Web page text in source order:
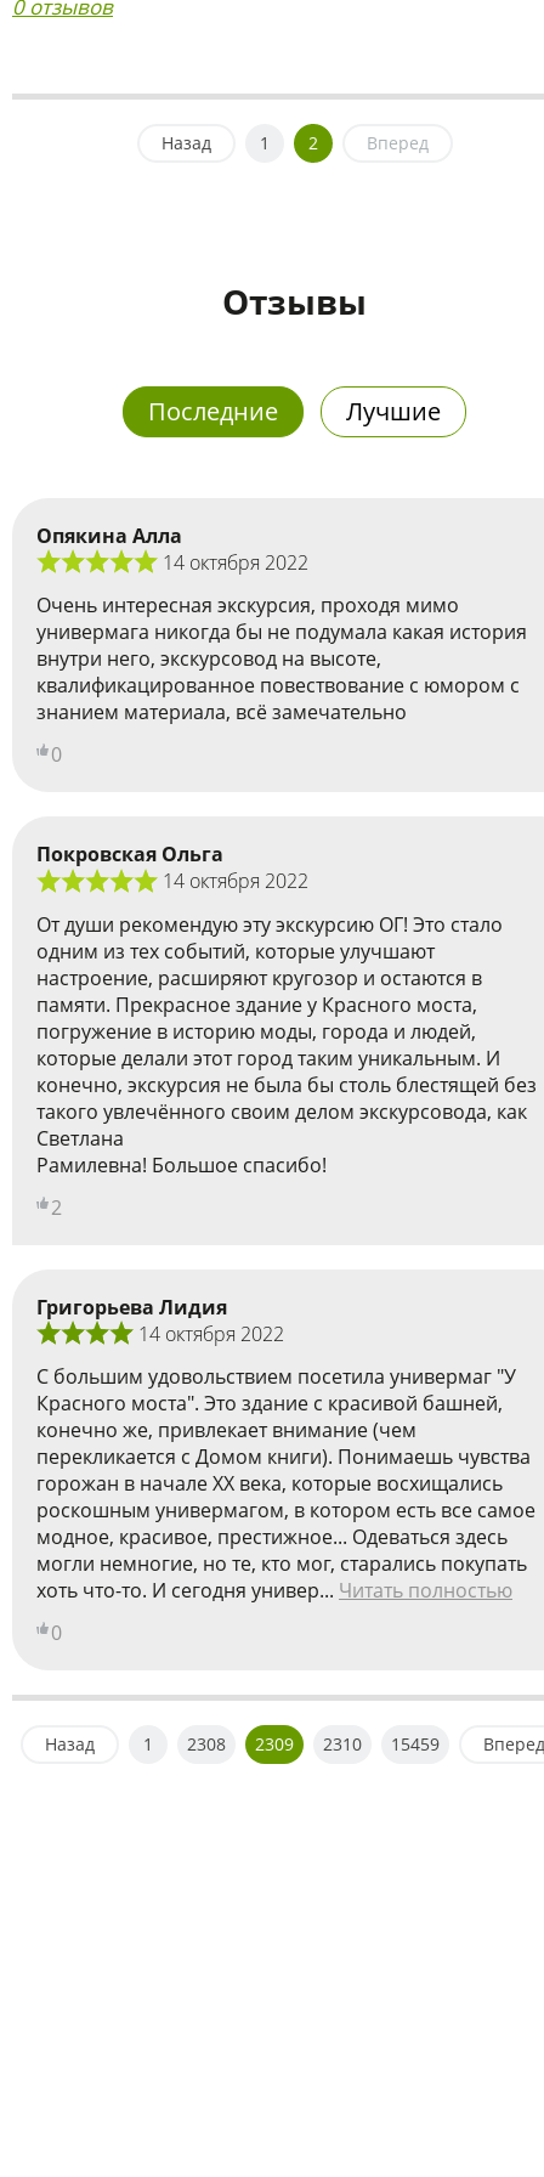
0 отзывов
Назад 1 2 Вперед
Отзывы
Последние Лучшие
Опякина Алла
14 октября 2022
Очень интересная экскурсия, проходя мимо
универмага никогда бы не подумала какая история
внутри него, экскурсовод на высоте,
квалификацированное повествование с юмором с
знанием материала, всё замечательно
0
Покровская Ольга
14 октября 2022
От души рекомендую эту экскурсию ОГ! Это стало
одним из тех событий, которые улучшают
настроение, расширяют кругозор и остаются в
памяти. Прекрасное здание у Красного моста,
погружение в историю моды, города и людей,
которые делали этот город таким уникальным. И
конечно, экскурсия не была бы столь блестящей без
такого увлечённого своим делом экскурсовода, как
Светлана
Рамилевна! Большое спасибо!
2
Григорьева Лидия
14 октября 2022
С большим удовольствием посетила универмаг "У
Красного моста". Это здание с красивой башней,
конечно же, привлекает внимание (чем
перекликается с Домом книги). Понимаешь чувства
горожан в начале ХХ века, которые восхищались
роскошным универмагом, в котором есть все самое
модное, красивое, престижное... Одеваться здесь
могли немногие, но те, кто мог, старались покупать
хоть что-то. И сегодня универ... Читать полностью
0
Назад 1 2308 2309 2310 15459 Вперед